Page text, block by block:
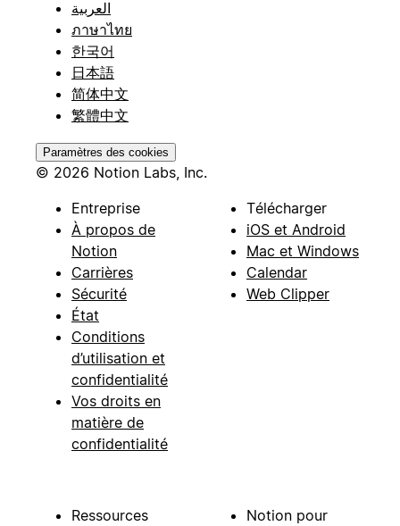
العربية
ภาษาไทย
한국어
日本語
简体中文
繁體中文
Paramètres des cookies
© 2026 Notion Labs, Inc.
Entreprise
À propos de
Notion
Carrières
Sécurité
État
Conditions
d’utilisation et
confidentialité
Vos droits en
matière de
confidentialité
Télécharger
iOS et Android
Mac et Windows
Calendar
Web Clipper
Ressources Notion pour